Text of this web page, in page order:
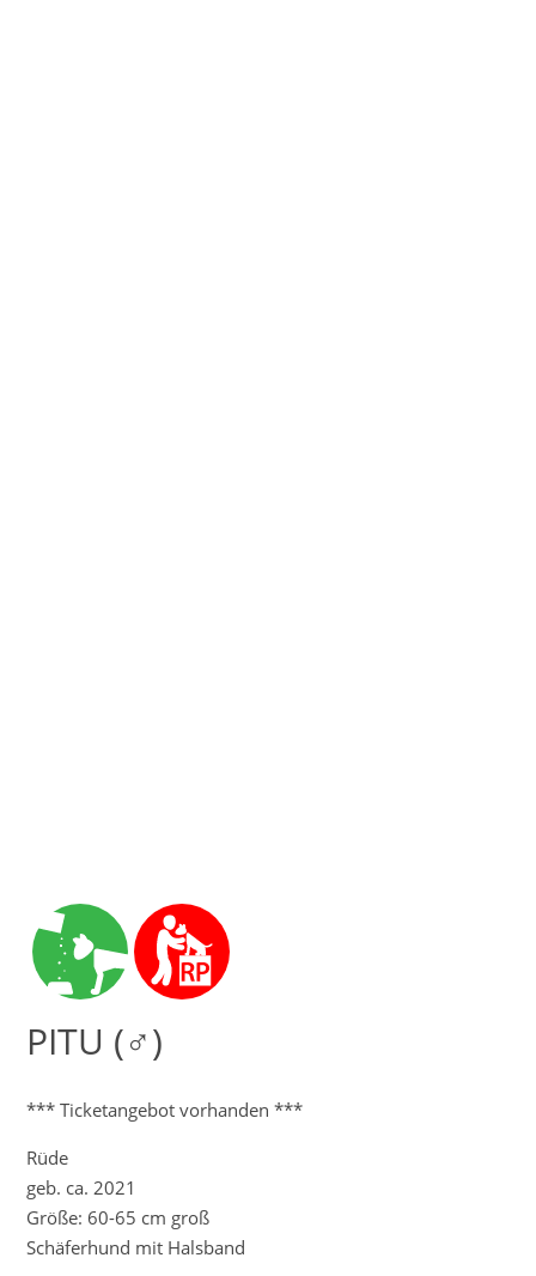
PITU (♂)
*** Ticketangebot vorhanden ***
Rüde
geb. ca. 2021
Größe: 60-65 cm groß
Schäferhund mit Halsband